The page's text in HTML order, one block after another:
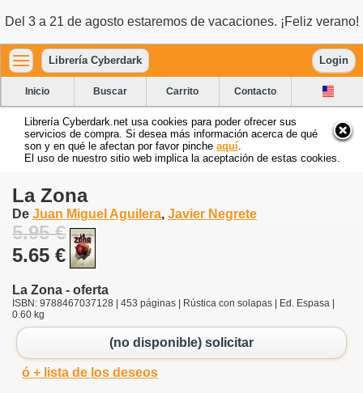
Del 3 a 21 de agosto estaremos de vacaciones. ¡Feliz verano!
Librería Cyberdark Login
Inicio Buscar Carrito Contacto
Librería Cyberdark.net usa cookies para poder ofrecer sus
servicios de compra. Si desea más información acerca de qué
son y en qué le afectan por favor pinche aquí
El uso de nuestro sitio web implica la aceptación de estas cookies.
La Zona
De Juan Miguel Aguilera, Javier Negrete
5.95 €
5.65 €
La Zona - oferta
ISBN: 9788467037128 | 453 páginas | Rústica con solapas | Ed. Espasa |
0.60 kg
(no disponible) solicitar
ó + lista de los deseos